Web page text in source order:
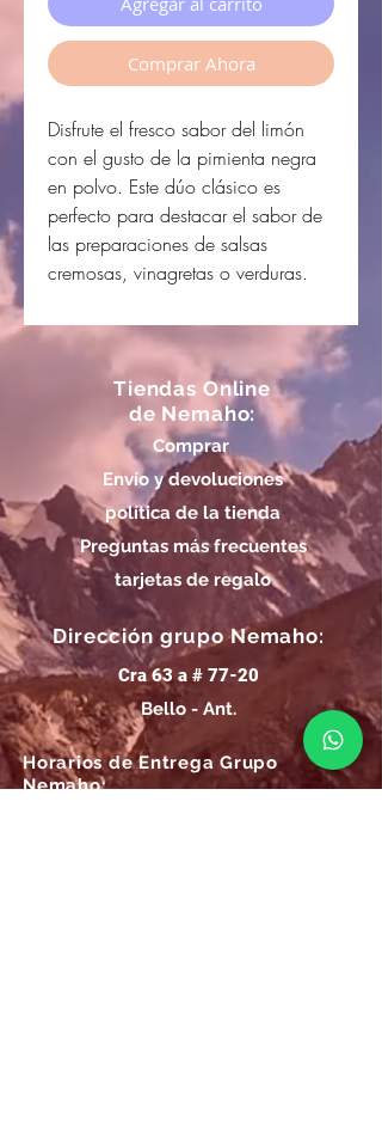
Comprar Ahora
Disfrute el fresco sabor del limón
con el gusto de la pimienta negra
en polvo. Este dúo clásico es
perfecto para destacar el sabor de
las preparaciones de salsas
cremosas, vinagretas o verduras.
Tiendas Online
de Nemaho:
Comprar
Envío y devoluciones
política de la tienda
Preguntas más frecuentes
tarjetas de regalo
Dirección grupo Nemaho:
Cra 63 a # 77-20
Bello - Ant.
Horarios de Entrega Grupo
Nemaho: